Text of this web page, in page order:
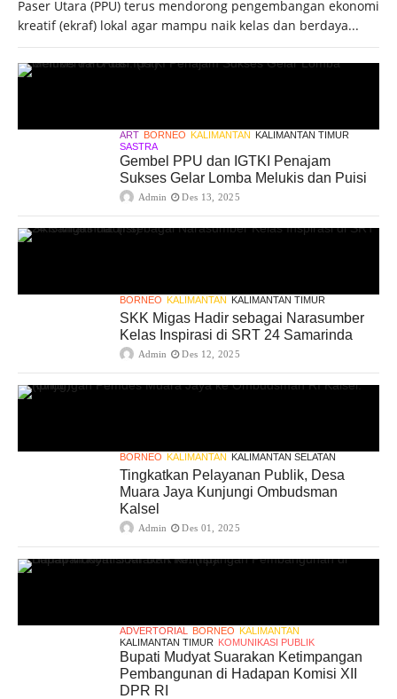
Paser Utara (PPU) terus mendorong pengembangan ekonomi
kreatif (ekraf) lokal agar mampu naik kelas dan berdaya...
ART BORNEO KALIMANTAN KALIMANTAN TIMUR
SASTRA
Gembel PPU dan IGTKI Penajam
Sukses Gelar Lomba Melukis dan Puisi
Admin Des 13, 2025
BORNEO KALIMANTAN KALIMANTAN TIMUR
SKK Migas Hadir sebagai Narasumber
Kelas Inspirasi di SRT 24 Samarinda
Admin Des 12, 2025
BORNEO KALIMANTAN KALIMANTAN SELATAN
Tingkatkan Pelayanan Publik, Desa
Muara Jaya Kunjungi Ombudsman
Kalsel
Admin Des 01, 2025
ADVERTORIAL BORNEO KALIMANTAN
KALIMANTAN TIMUR KOMUNIKASI PUBLIK
Bupati Mudyat Suarakan Ketimpangan
Pembangunan di Hadapan Komisi XII
DPR RI